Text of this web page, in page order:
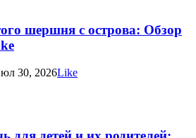
шершня с острова: Обзор
30, 2026Like